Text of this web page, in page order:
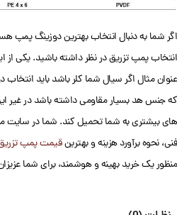
اگر شما به دنبال انتخاب بهترین دوزینگ پمپ
انتخاب پمپ تزریق در نظر داشته باشید. یکی
عنوان مثال اگر سیال شما کلر باشد باید
که جنس هد بسیار مقاومی داشته باشد در غیر
های بیشتری به شما تحمیل کند. شما در
فنی، نحوه برآورد هزینه و بهترینقیمت پمپ
منظور یک خرید بهینه و هوشمند، برای شما